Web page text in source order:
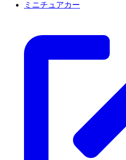
ミニチュアカー